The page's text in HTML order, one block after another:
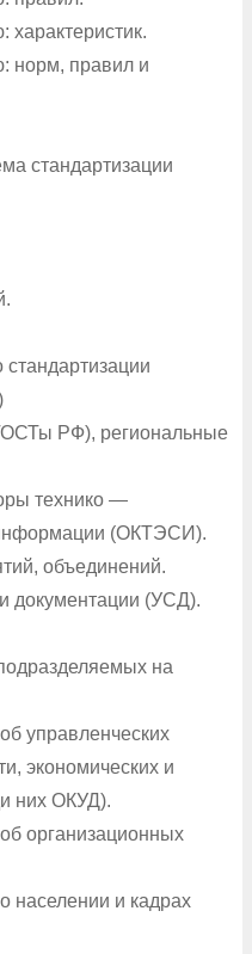
характеристик.
норм, правил и
стандартизации
РФ), региональные
технико —
(ОКТЭСИ).
объединений.
документации (УСД).
на
управленческих
экономических и
них ОКУД).
организационных
населении и кадрах